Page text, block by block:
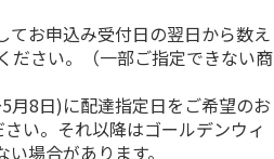
お申込み受付日の翌日から数え
ださい。（一部ご指定できない商
8日)に配達指定日をご希望のお
い。それ以降はゴールデンウィ
場合があります。